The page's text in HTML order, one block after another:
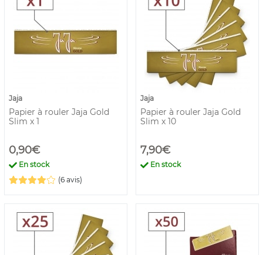
Jaja
Papier à rouler Jaja Gold
Slim x 1
0,90€
En stock
(6 avis)
Jaja
Papier à rouler Jaja Gold
Slim x 10
7,90€
En stock